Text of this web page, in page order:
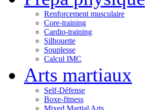
Renforcement musculaire
Core-training
Cardio-training
Silhouette
Souplesse
Calcul IMC
Arts martiaux
Self-Défense
Boxe-fitness
Mixed Martial Arts